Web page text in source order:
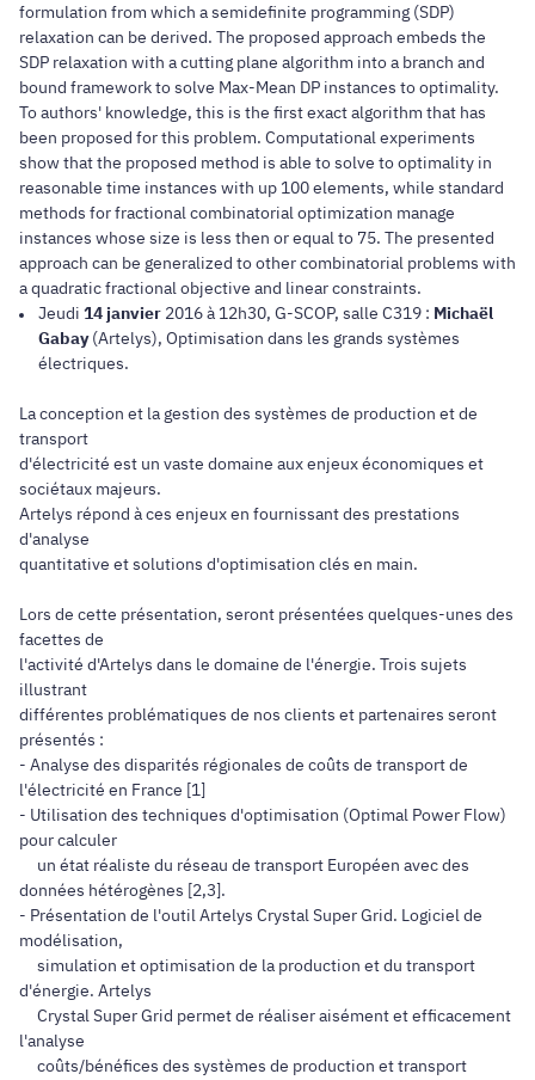
formulation from which a semidefinite programming (SDP)
relaxation can be derived. The proposed approach embeds the
SDP relaxation with a cutting plane algorithm into a branch and
bound framework to solve Max-Mean DP instances to optimality.
To authors' knowledge, this is the first exact algorithm that has
been proposed for this problem. Computational experiments
show that the proposed method is able to solve to optimality in
reasonable time instances with up 100 elements, while standard
methods for fractional combinatorial optimization manage
instances whose size is less then or equal to 75. The presented
approach can be generalized to other combinatorial problems with
a quadratic fractional objective and linear constraints.
Jeudi 14 janvier 2016 à 12h30, G-SCOP, salle C319 : Michaël
Gabay(Artelys), Optimisation dans les grands systèmes
électriques.
La conception et la gestion des systèmes de production et de
transport
d'électricité est un vaste domaine aux enjeux économiques et
sociétaux majeurs.
Artelys répond à ces enjeux en fournissant des prestations
d'analyse
quantitative et solutions d'optimisation clés en main.
Lors de cette présentation, seront présentées quelques-unes des
facettes de
l'activité d'Artelys dans le domaine de l'énergie. Trois sujets
illustrant
différentes problématiques de nos clients et partenaires seront
présentés :
- Analyse des disparités régionales de coûts de transport de
l'électricité en France [1]
- Utilisation des techniques d'optimisation (Optimal Power Flow)
pour calculer
un état réaliste du réseau de transport Européen avec des
données hétérogènes [2,3].
- Présentation de l'outil Artelys Crystal Super Grid. Logiciel de
modélisation,
simulation et optimisation de la production et du transport
d'énergie. Artelys
Crystal Super Grid permet de réaliser aisément et efficacement
l'analyse
coûts/bénéfices des systèmes de production et transport